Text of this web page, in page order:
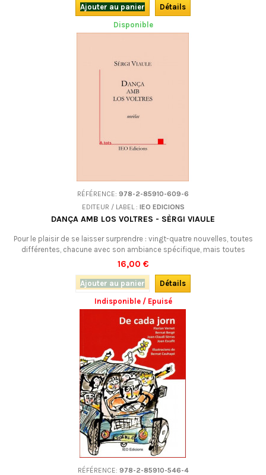
Ajouter au panier
Détails
Disponible
RÉFÉRENCE: 978-2-85910-609-6
EDITEUR / LABEL : IEO EDICIONS
DANÇA AMB LOS VOLTRES - SÈRGI VIAULE
Pour le plaisir de se laisser surprendre : vingt-quatre nouvelles, toutes
différentes, chacune avec son ambiance spécifique, mais toutes
marquées par l’empreinte indélébile de l’auteur : celle de proposer une
chute inattendue. En occitan (languedocien).
16,00 €
Ajouter au panier
Détails
Indisponible / Epuisé
RÉFÉRENCE: 978-2-85910-546-4